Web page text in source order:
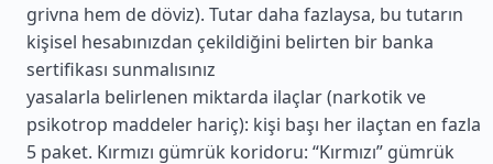
grivna hem de döviz). Tutar daha fazlaysa, bu tutarın
kişisel hesabınızdan çekildiğini belirten bir banka
sertifikası sunmalısınız
yasalarla belirlenen miktarda ilaçlar (narkotik ve
psikotrop maddeler hariç): kişi başı her ilaçtan en fazla
5 paket. Kırmızı gümrük koridoru: “Kırmızı” gümrük